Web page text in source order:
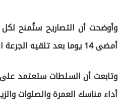
وأوضحت أن التصاريح ستُمنح
أمضى 14 يوما بعد تلقيه الجرعة الأولى من اللقاح، أو محصن متعاف من الإصابة”.
وتابعت أن السلطات ستعتمد
أداء مناسك العمرة والصلوات